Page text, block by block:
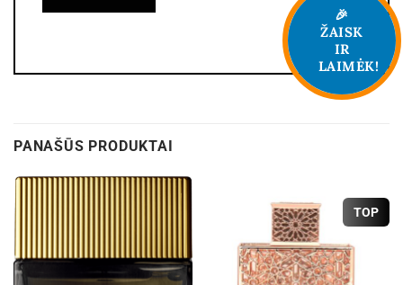
PANAŠŪS PRODUKTAI
TOP
🎉
ŽAISK
IR
LAIMĖK!